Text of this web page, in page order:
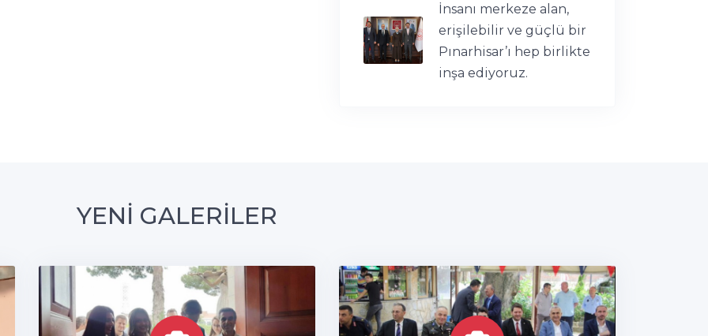
İnsanı merkeze alan,
erişilebilir ve güçlü bir
Pınarhisar’ı hep birlikte
inşa ediyoruz.
YENİ GALERİLER